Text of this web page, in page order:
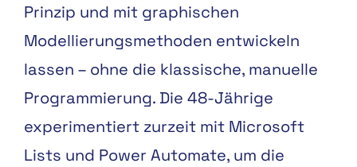
Prinzip und mit graphischen
Modellierungsmethoden entwickeln
lassen – ohne die klassische, manuelle
Programmierung. Die 48-Jährige
experimentiert zurzeit mit Microsoft
Lists und Power Automate, um die